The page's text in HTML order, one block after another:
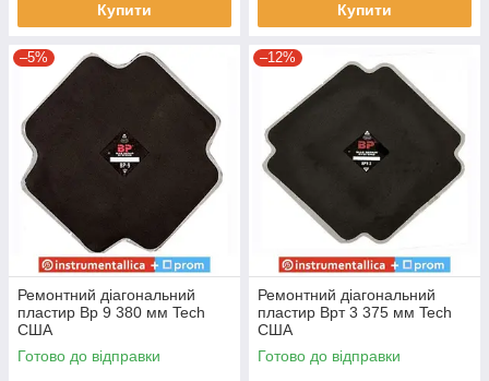
Купити Купити
–5%
Ремонтний діагональний
пластир Вр 9 380 мм Tech
США
Готово до відправки
–12%
Ремонтний діагональний
пластир Врт 3 375 мм Tech
США
Готово до відправки